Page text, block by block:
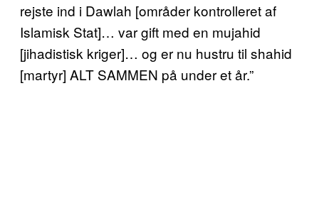
rejste ind i Dawlah [områder kontrolleret af
Islamisk Stat]… var gift med en mujahid
[jihadistisk kriger]… og er nu hustru til shahid
[martyr] ALT SAMMEN på under et år.”